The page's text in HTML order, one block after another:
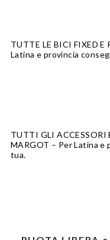
TUTTE LE BICI FIXED E
Latina e provincia
TUTTI GLI ACCESSORI
MARGOT – Per Latina e
tua.